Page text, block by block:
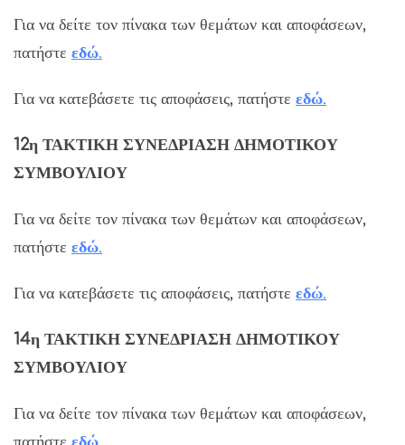
Για να δείτε τον πίνακα των θεμάτων και αποφάσεων,
πατήστε εδώ.
Για να κατεβάσετε τις αποφάσεις, πατήστε εδώ.
12η ΤΑΚΤΙΚΗ ΣΥΝΕΔΡΙΑΣΗ ΔΗΜΟΤΙΚΟΥ
ΣΥΜΒΟΥΛΙΟΥ
Για να δείτε τον πίνακα των θεμάτων και αποφάσεων,
πατήστε εδώ.
Για να κατεβάσετε τις αποφάσεις, πατήστε εδώ.
14η ΤΑΚΤΙΚΗ ΣΥΝΕΔΡΙΑΣΗ ΔΗΜΟΤΙΚΟΥ
ΣΥΜΒΟΥΛΙΟΥ
Για να δείτε τον πίνακα των θεμάτων και αποφάσεων,
πατήστε εδώ.